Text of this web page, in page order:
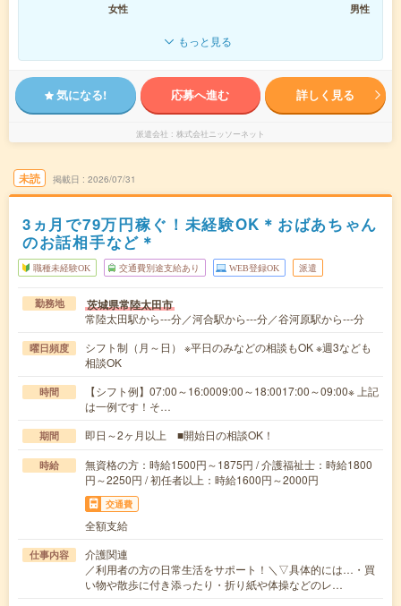
女性
男性
もっと見る
気になる! 応募へ進む 詳しく見る
派遣会社 株式会社ニッソーネット
未読 掲載日 2026/07/31
3ヵ月で79万円稼ぐ！未経験OK＊おばあちゃん
のお話相手など＊
職種未経験OK 交通費別途支給あり WEB登録OK 派遣
勤務地 茨城県常陸太田市
常陸太田駅から---分／河合駅から---分／谷河原駅から---分
曜日頻度
シフト制（月～日） ※平日のみなどの相談もOK ※週3なども
相談OK
時間
【シフト例】07:00～16:0009:00～18:0017:00～09:00※ 上記
は一例です！そ…
期間 即日～2ヶ月以上 ■開始日の相談OK！
時給
無資格の方：時給1500円～1875円 / 介護福祉士：時給1800
円～2250円 / 初任者以上：時給1600円～2000円
交通費
全額支給
仕事内容
介護関連
／利用者の方の日常生活をサポート！＼▽具体的には…・買
い物や散歩に付き添ったり・折り紙や体操などのレ…